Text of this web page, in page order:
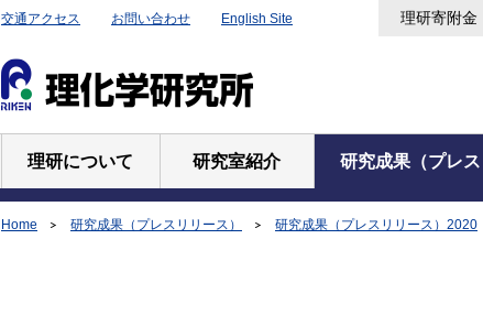
交通アクセス お問い合わせ English Site 理研寄附金
理研について 研究室紹介 研究成果（プレス
Home 研究成果（プレスリリース） 研究成果（プレスリリース）2020